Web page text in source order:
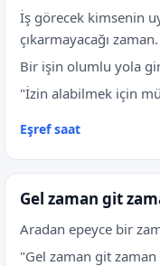
İş görecek kimsenin
çıkarmayacağı zaman.
Bir işin olumlu yola
"İzin alabilmek için
Eşref saat
Gel zaman git
Aradan epeyce bir
"Gel zaman git